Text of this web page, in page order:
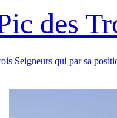
des
Seigneurs qui par sa